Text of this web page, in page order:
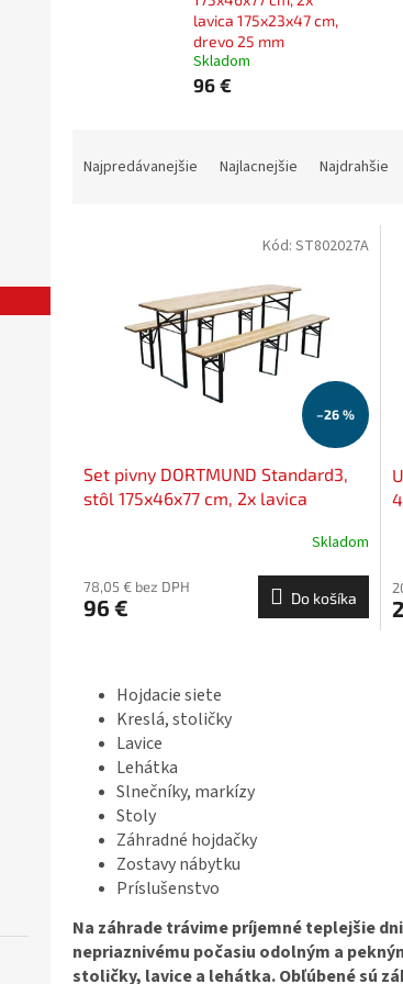
lavica 175x23x47 cm,
drevo 25 mm
Skladom
96 €
Najpredávanejšie Najlacnejšie Najdrahšie
–26 %
Set pivny DORTMUND Standard3,
stôl 175x46x77 cm, 2x lavica
Skladom
78,05 € bez DPH
96 € Do košíka
Kód: ST802027A
Hojdacie siete
Kreslá, stoličky
Lavice
Lehátka
Slnečníky, markízy
Stoly
Záhradné hojdačky
Zostavy nábytku
Príslušenstvo
Na záhrade trávime príjemné teplejšie
nepriaznivému počasiu odolným a
stoličky, lavice a lehátka. Obľúbené sú